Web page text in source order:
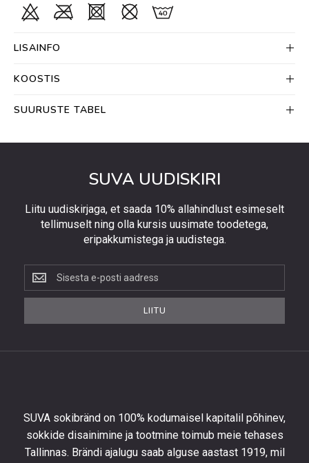
LISAINFO
KOOSTIS
SUURUSTE TABEL
SUVA UUDISKIRI
Liitu uudiskirjaga, et saada 10% allahindlust esimeselt
tellimuselt ning olla kursis uusimate toodetega,
eripakkumistega ja uudistega.
Liitu
uudiskirjaga,
et
kursis
uusimate
toodetega,
LIITU
SUVA sokibränd on 100% kodumaisel kapitalil põhinev,
sokkide disainimine ja tootmine toimub meie tehases
Tallinnas. Brändi ajalugu saab alguse aastast 1919, mil